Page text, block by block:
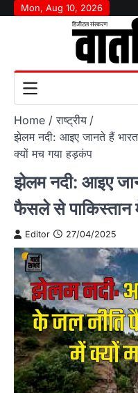
SkipMon, Aug 10, 2026
Home
राष्‍ट्रीय
झेलम नदी: आइए जानते हैं
क्यों मच गया हड़कंप
झेलम नदी: आइए
फैसले से पाकिस्तान
Editor 27/04/2025